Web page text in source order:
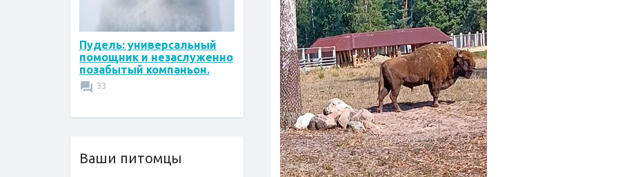
Пудель: универсальный
помощник и незаслуженно
позабытый компаньон.
33
Ваши питомцы